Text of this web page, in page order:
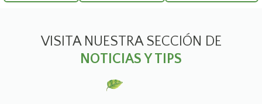
VISITA NUESTRA SECCIÓN DE
NOTICIAS Y TIPS